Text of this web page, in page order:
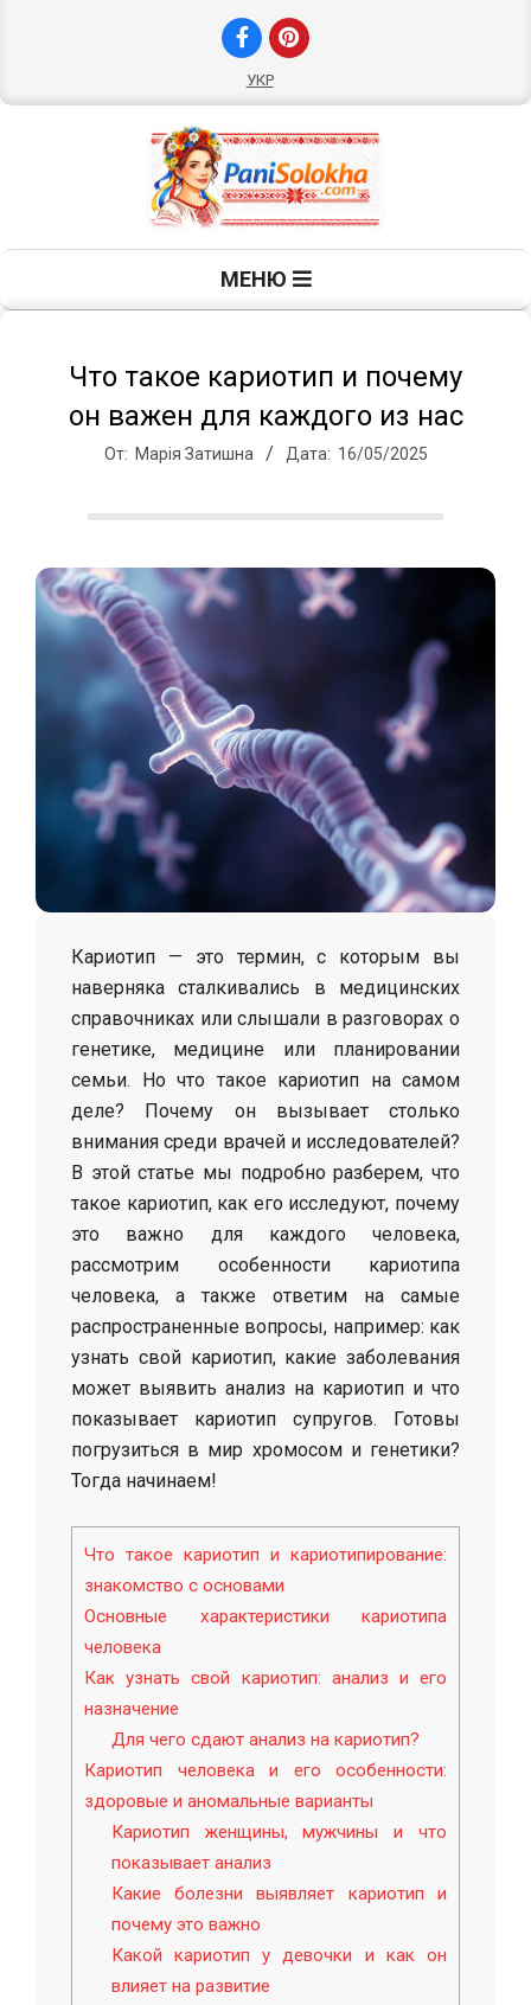
УКР
П
а
С
о
л
х
а
МЕНЮ
Что такое кариотип и почему
он важен для каждого из нас
От: Марія Затишна Дата: 16/05/2025
Кариотип — это термин, с которым вы
наверняка сталкивались в медицинских
справочниках или слышали в разговорах о
генетике, медицине или планировании
семьи. Но что такое кариотип на самом
деле? Почему он вызывает столько
внимания среди врачей и исследователей?
В этой статье мы подробно разберем, что
такое кариотип, как его исследуют, почему
это важно для каждого человека,
рассмотрим особенности кариотипа
человека, а также ответим на самые
распространенные вопросы, например: как
узнать свой кариотип, какие заболевания
может выявить анализ на кариотип и что
показывает кариотип супругов. Готовы
погрузиться в мир хромосом и генетики?
Тогда начинаем!
Что такое кариотип и кариотипирование:
знакомство с основами
Основные характеристики кариотипа
человека
Как узнать свой кариотип: анализ и его
назначение
Для чего сдают анализ на кариотип?
Кариотип человека и его особенности:
здоровые и аномальные варианты
Кариотип женщины, мужчины и что
показывает анализ
Какие болезни выявляет кариотип и
почему это важно
Какой кариотип у девочки и как он
влияет на развитие